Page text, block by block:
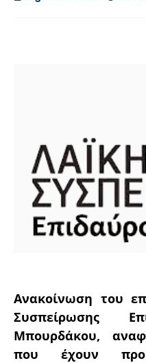
Ανακοίνωση του
Συσπείρωσης
Μπουρδάκου,
που έχουν